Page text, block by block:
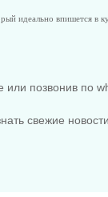
идеально впишется
или позвонив по
свежие новости